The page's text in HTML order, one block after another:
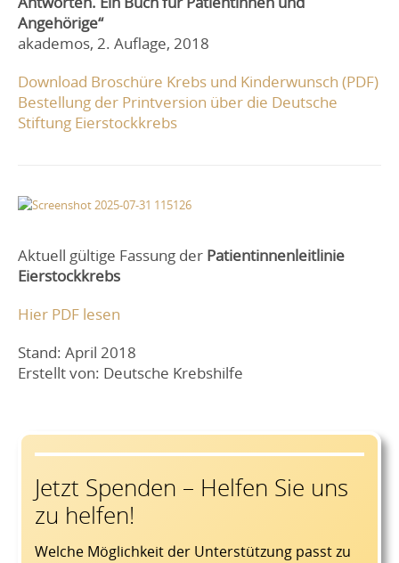
Angehörige“
akademos, 2. Auflage, 2018
Download Broschüre Krebs und Kinderwunsch (PDF)
Bestellung der Printversion über die Deutsche
Stiftung Eierstockkrebs
Aktuell gültige Fassung der Patientinnenleitlinie
Eierstockkrebs
Hier PDF lesen
Stand: April 2018
Erstellt von: Deutsche Krebshilfe
Jetzt Spenden – Helfen Sie uns
zu helfen!
Welche Möglichkeit der Unterstützung passt zu